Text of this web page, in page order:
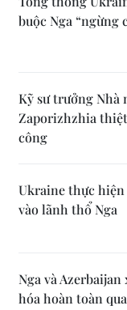
buộc Nga “ngừng
Kỹ sư trưởng Nhà
Zaporizhzhia
công
Ukraine thực
vào lãnh thổ Nga
Nga và
hóa hoàn toàn